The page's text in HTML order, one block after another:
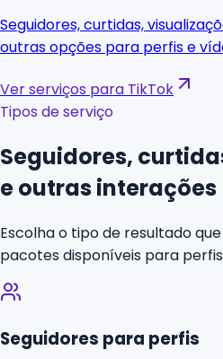
Seguidores, curtidas,
outras opções para perfis e
Ver serviços para TikTok
Tipos de serviço
Seguidores,
e outras interações
Escolha o tipo de resultado
pacotes disponíveis para
Seguidores para perfis